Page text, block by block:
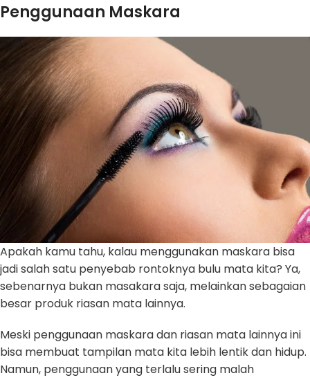
Penggunaan Maskara
Apakah kamu tahu, kalau menggunakan maskara bisa
jadi salah satu penyebab rontoknya bulu mata kita? Ya,
sebenarnya bukan masakara saja, melainkan sebagaian
besar produk riasan mata lainnya.
Meski penggunaan maskara dan riasan mata lainnya ini
bisa membuat tampilan mata kita lebih lentik dan hidup.
Namun, penggunaan yang terlalu sering malah